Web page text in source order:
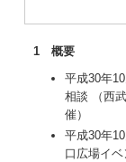
1 概要
平成30年
相談 （西
催）
平成30年
口広場イ